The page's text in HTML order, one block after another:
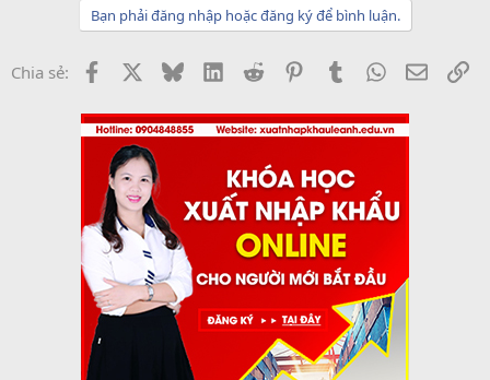
Bạn phải đăng nhập hoặc đăng ký để bình luận.
Chia sẻ: Facebook BlueskyLinkedInReddit PinterestTumblrWhatsApp
Email